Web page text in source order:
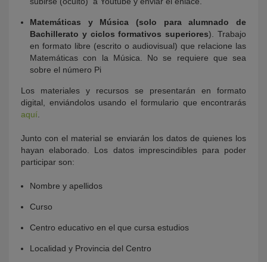
Matemáticas y Música (solo para alumnado de
Bachillerato y ciclos formativos superiores). Trabajo
en formato libre (escrito o audiovisual) que relacione las
Matemáticas con la Música. No se requiere que sea
sobre el número Pi
Los materiales y recursos se presentarán en formato
digital, enviándolos usando el formulario que encontrarás
aquí
Junto con el material se enviarán los datos de quienes los
hayan elaborado. Los datos imprescindibles para poder
participar son:
Nombre y apellidos
Curso
Centro educativo en el que cursa estudios
Localidad y Provincia del Centro